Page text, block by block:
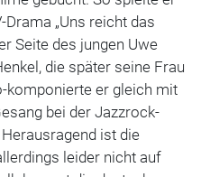
„Uns reicht das
Seite des jungen Uwe
die später seine Frau
komponierte er gleich mit
bei der Jazzrock-
ist die
leider nicht auf